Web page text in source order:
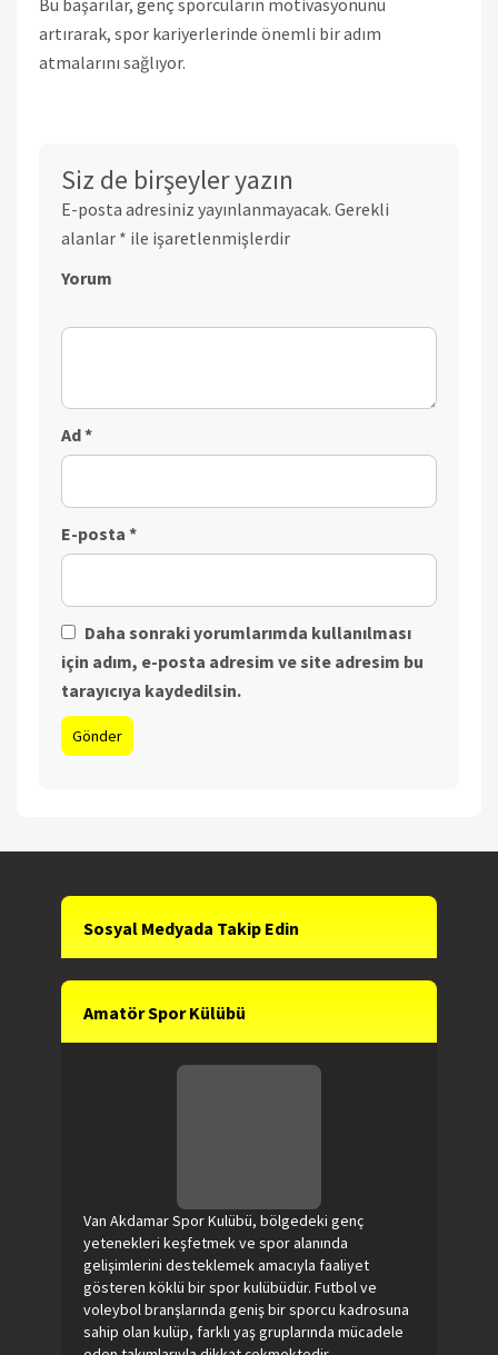
artırarak, spor kariyerlerinde önemli bir adım
atmalarını sağlıyor.
Siz de birşeyler yazın
E-posta adresiniz yayınlanmayacak. Gerekli
alanlar * ile işaretlenmişlerdir
Yorum
Ad*
E-posta *
Daha sonraki yorumlarımda kullanılması
için adım, e-posta adresim ve site adresim bu
tarayıcıya kaydedilsin.
Sosyal Medyada Takip Edin
Amatör Spor Külübü
Van Akdamar Spor Kulübü, bölgedeki genç
yetenekleri keşfetmek ve spor alanında
gelişimlerini desteklemek amacıyla faaliyet
gösteren köklü bir spor kulübüdür. Futbol ve
voleybol branşlarında geniş bir sporcu kadrosuna
sahip olan kulüp, farklı yaş gruplarında mücadele